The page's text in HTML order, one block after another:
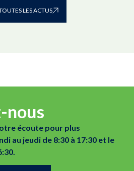
LES ACTUS
nous
écoute pour plus
au jeudi de 8:30 à 17:30 et le